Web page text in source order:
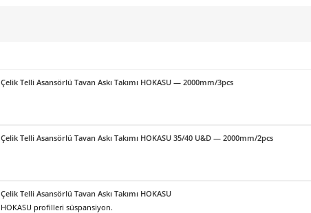
Çelik Telli Asansörlü Tavan Askı Takımı HOKASU — 2000mm/3pcs
Çelik Telli Asansörlü Tavan Askı Takımı HOKASU 35/40 U&D — 2000mm/2pcs
Çelik Telli Asansörlü Tavan Askı Takımı HOKASU
HOKASU profilleri süspansiyon.